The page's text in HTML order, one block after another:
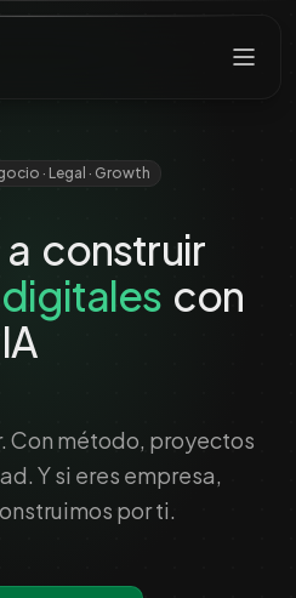
· Legal · Growth
a construir
digitales con
IA
Con método, proyectos
Y si eres empresa,
por ti.